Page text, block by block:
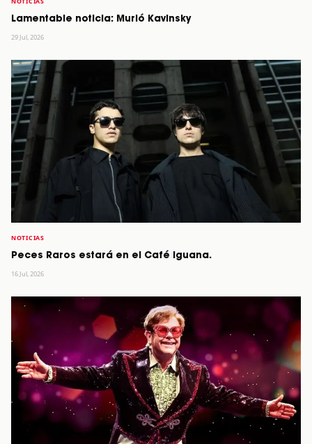
NOTICIAS
Lamentable noticia: Murió Kavinsky
29 Jul, 2026
NOTICIAS
Peces Raros estará en el Café Iguana.
16 Jul, 2026